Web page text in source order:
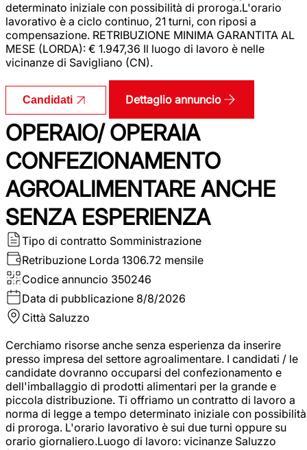
determinato iniziale con possibilità di proroga.L'orario
lavorativo è a ciclo continuo, 21 turni, con riposi a
compensazione. RETRIBUZIONE MINIMA GARANTITA AL
MESE (LORDA): € 1.947,36 Il luogo di lavoro è nelle
vicinanze di Savigliano (CN).
Candidati Dettaglio annuncio
OPERAIO/ OPERAIA
CONFEZIONAMENTO
AGROALIMENTARE ANCHE
SENZA ESPERIENZA
Tipo di contratto Somministrazione
Retribuzione Lorda 1306.72 mensile
Codice annuncio 350246
Data di pubblicazione 8/8/2026
Città Saluzzo
Cerchiamo risorse anche senza esperienza da inserire
presso impresa del settore agroalimentare. I candidati / le
candidate dovranno occuparsi del confezionamento e
dell'imballaggio di prodotti alimentari per la grande e
piccola distribuzione. Ti offriamo un contratto di lavoro a
norma di legge a tempo determinato iniziale con possibilità
di proroga. L'orario lavorativo è sui due turni oppure su
orario giornaliero.Luogo di lavoro: vicinanze Saluzzo